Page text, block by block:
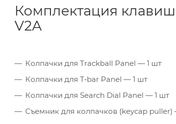
Комплектация
V2A
Колпачки для Trackball Panel — 1 шт
Колпачки для T‑bar Panel — 1 шт
Колпачки для Search Dial Panel — 1 шт
Съемник для колпачков (keycap puller)